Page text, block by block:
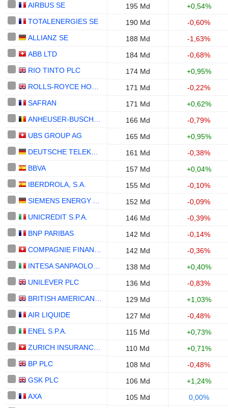
AIRBUS SE
195 Md
+0,54%
TOTALENERGIES SE
190 Md
-0,60%
ALLIANZ SE
188 Md
-1,63%
ABB LTD
184 Md
-0,68%
RIO TINTO PLC
174 Md
+0,95%
171 Md
-0,22%
SAFRAN
171 Md
+0,62%
166 Md
-0,79%
UBS GROUP AG
165 Md
+0,95%
161 Md
-0,38%
BBVA
157 Md
+0,04%
IBERDROLA, S.A.
155 Md
-0,10%
152 Md
-0,09%
UNICREDIT S.P.A.
146 Md
-0,39%
BNP PARIBAS
142 Md
-0,14%
142 Md
-0,36%
138 Md
+0,40%
UNILEVER PLC
136 Md
-0,83%
129 Md
+1,03%
AIR LIQUIDE
127 Md
-0,48%
ENEL S.P.A.
115 Md
+0,73%
110 Md
+0,71%
BP PLC
108 Md
-0,48%
GSK PLC
106 Md
+1,24%
AXA
105 Md
0,00%